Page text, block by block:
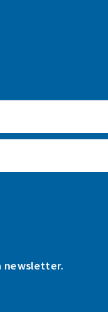
newsletter.